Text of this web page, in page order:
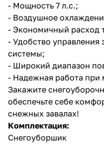
- Мощность 7 л.с.;
- Воздушное
- Экономичный расход
- Удобство управления
системы;
- Широкий диапазон
- Надежная работа при
Закажите
обеспечьте себе
снежных завалах!
Комплектация:
Снегоуборшик